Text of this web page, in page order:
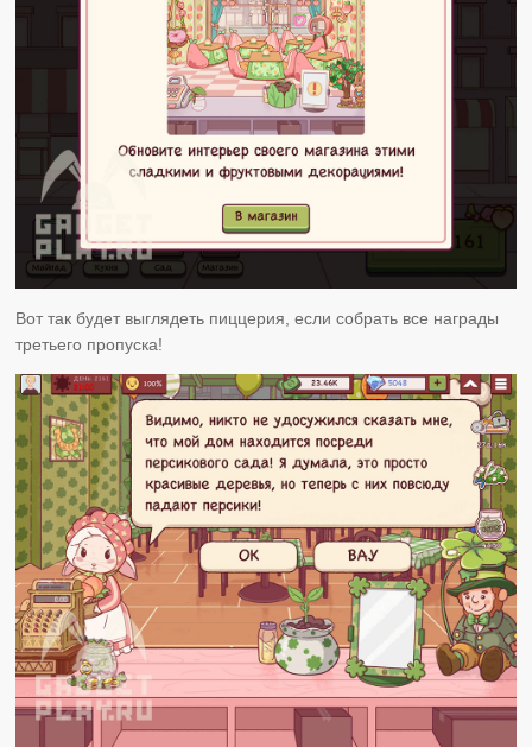
Вот так будет выглядеть пиццерия, если собрать все награды
третьего пропуска!